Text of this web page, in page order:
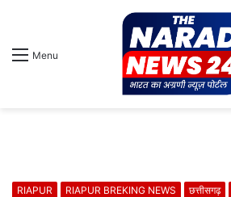
Menu
RIAPUR RIAPUR BREKING NEWS छत्तीसगढ़